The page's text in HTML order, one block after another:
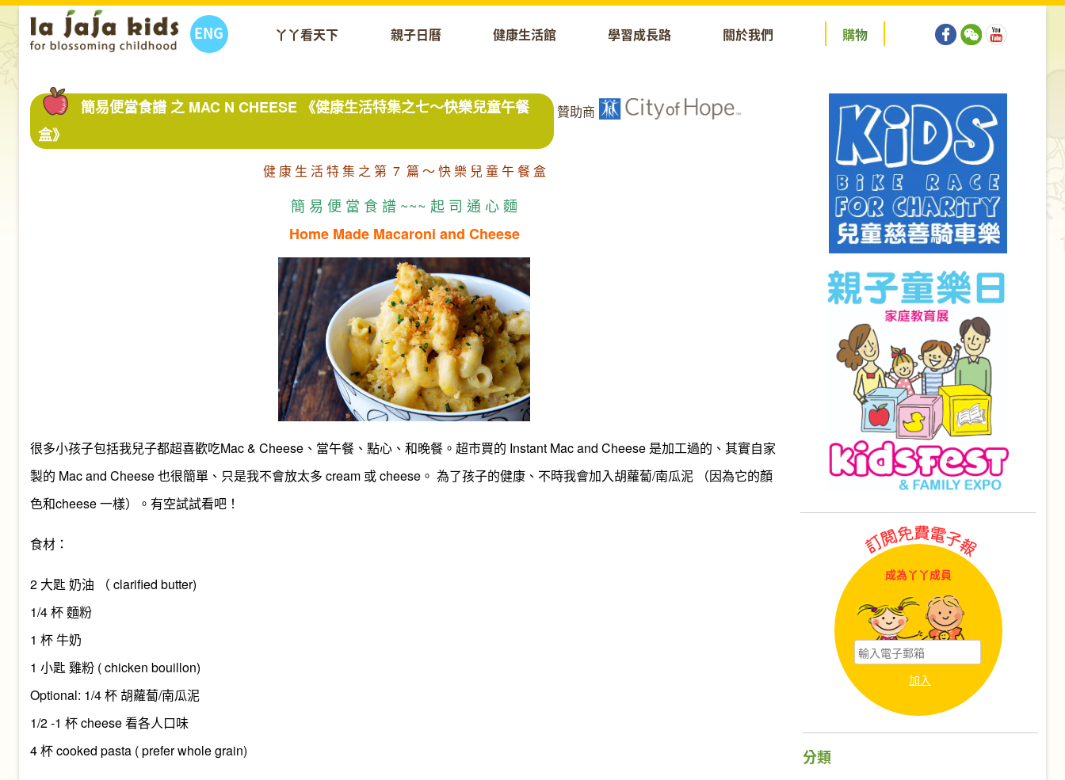
ENG 丫丫看天下 親子日曆 健康生活館 學習成長路 關於我們 購物
簡易便當食譜 之 MAC N CHEESE 《健康生活特集之七～快樂兒童午餐
盒》
贊助商
健 康 生 活 特 集 之 第 7 篇 ～ 快 樂 兒 童 午 餐 盒
簡 易 便 當 食 譜 ~~~ 起 司 通 心 麵
Home Made Macaroni and Cheese
很多小孩子包括我兒子都超喜歡吃Mac & Cheese、當午餐、點心、和晚餐。超市買的 Instant Mac and Cheese 是加工過的、其實自家
製的 Mac and Cheese 也很簡單、只是我不會放太多 cream 或 cheese。 為了孩子的健康、不時我會加入胡蘿蔔/南瓜泥 （因為它的顏
色和cheese 一樣）。有空試試看吧！
食材：
2 大匙 奶油 （ clarified butter)
1/4 杯 麵粉
1 杯 牛奶
1 小匙 雞粉 ( chicken bouillon)
Optional: 1/4 杯 胡蘿蔔/南瓜泥
1/2 -1 杯 cheese 看各人口味
4 杯 cooked pasta ( prefer whole grain)
分類
成為丫丫成員